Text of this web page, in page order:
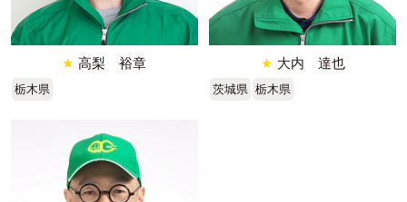
★ 高梨 裕章
栃木県
★ 大内 達也
茨城県 栃木県